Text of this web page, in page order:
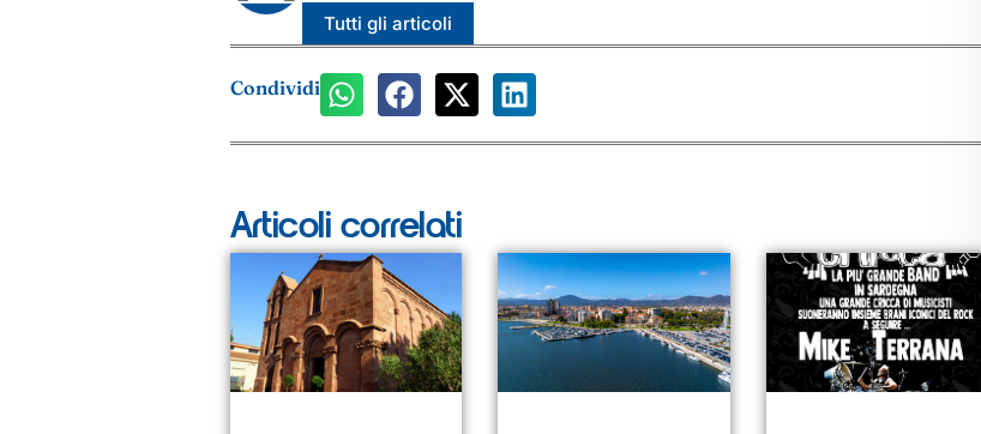
Tutti gli articoli
Condividi
Articoli correlati